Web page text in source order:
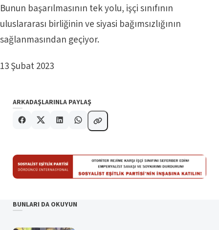
Bunun başarılmasının tek yolu, işçi sınıfının
uluslararası birliğinin ve siyasi bağımsızlığının
sağlanmasından geçiyor.
13 Şubat 2023
ARKADAŞLARINLA PAYLAŞ
BUNLARI DA OKUYUN